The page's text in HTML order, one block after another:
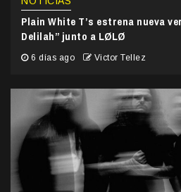
Plain White T’s estrena nueva
Delilah” junto a LØLØ
6 días ago Victor Tellez